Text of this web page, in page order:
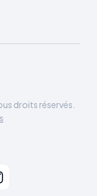
droits réservés.